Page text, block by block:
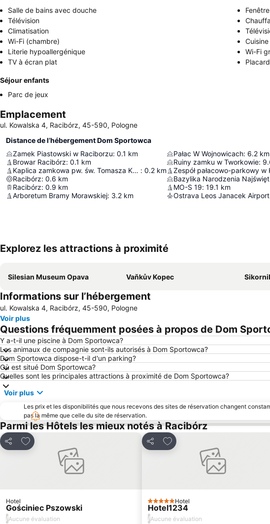
Salle de bains avec douche
Télévision
Climatisation
Wi-Fi (chambre)
Cuisine
Literie hypoallergénique
Wi-Fi
TV à écran plat
Placard
Séjour enfants
Parc de jeux
Emplacement
ul. Kowalska 4, Racibórz, 45-590, Pologne
Distance de l’hébergement Dom Sportowca
Zamek Piastowski w Raciborzu: 0.1 km
Browar Racibórz: 0.1 km
Kaplica zamkowa pw. św. Tomasza Kantuaryjskiego : 0.2 km
Racibórz: 0.6 km
Racibórz: 0.9 km
Arboretum Bramy Morawskiej: 3.2 km
Pałac W Wojnowicach: 6.2 km
Ruiny zamku w Tworkowie:
MO-S 19: 19.1 km
Ostrava Leos Janacek Airport
Explorez les attractions à proximité
Silesian Museum Opava Vaňkův Kopec
Informations sur l’hébergement
ul. Kowalska 4, Racibórz, 45-590, Pologne
Voir plus
Questions fréquemment posées à propos de Dom
Y a-t-il une piscine à Dom Sportowca?
Les animaux de compagnie sont-ils autorisés à Dom Sportowca?
Dom Sportowca dispose-t-il d'un parking?
Où est situé Dom Sportowca?
Quelles sont les principales attractions à proximité de Dom Sportowca?
Voir plus
Les prix et les disponibilités que nous recevons des sites de réservation changent
pas la même que celle du site de réservation.
Parmi les Hôtels les mieux notés à Racibórz
Partager
Ajouter à mes favoris
Hotel
Gościniec Pszowski
/Aucune évaluation
Partager
Ajouter à mes favoris
5 ÉtoilesHotel
Hotel1234
/Aucune évaluation